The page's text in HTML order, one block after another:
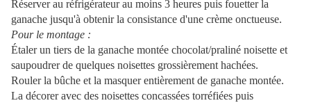
Réserver au réfrigérateur au moins 3 heures puis fouetter la
ganache jusqu'à obtenir la consistance d'une crème onctueuse.
Pour le montage :
Étaler un tiers de la ganache montée chocolat/praliné noisette et
saupoudrer de quelques noisettes grossièrement hachées.
Rouler la bûche et la masquer entièrement de ganache montée.
La décorer avec des noisettes concassées torréfiées puis